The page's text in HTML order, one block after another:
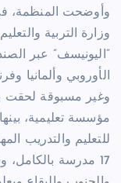
وأوضحت المنظمة، في
وزارة التربية
“اليونيسف” عبر
الأوروبي وألمانيا
مؤسسة تعليمية،
للتعليم والتدريب
17 مدرسة